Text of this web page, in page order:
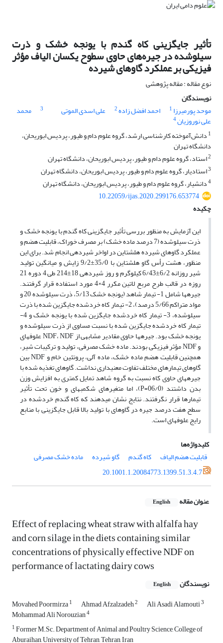
تأثیر جایگزینی کاه گندم با یونجه خشک و ذرت
سیلوشده در جیره‌های حاوی سطوح یکسان الیاف ‏مؤثر
فیزیکی بر عملکرد گاوهای شیرده
نوع مقاله : مقاله پژوهشی
نویسندگان
موحد پورمیرزا 1 احمد افضل‌ زاده2 علی اسدی الموتی 3 محمد
علی نوروزیان4
1 دانش‌آموخته کارشناسی ارشد، گروه علوم دام و طیور، پردیس ابوریحان،
دانشگاه تهران
2استاد، گروه علوم دام و طیور، پردیس ابوریحان، دانشگاه تهران
3استادیار، گروه علوم دام و طیور، پردیس ابوریحان، دانشگاه تهران
4دانشیار، گروه علوم دام و طیور، پردیس ابوریحان، دانشگاه تهران
10.22059/ijas.2020.299176.653774
چکیده
این آزمایش به منظور بررسی تأثیر جایگزینی کاه گندم با یونجه خشک و
ذرت سیلوشده (7 درصد ماده خشک) بر­ مصرف خوراک، قابلیت هضم و
عملکرد گاوهای شیرده هلشتاین در اواخر شیردهی انجام شد. برای این
منظور، هشت رأس گاو هلشتاین با 35/0±9/2 زایش و میانگین تولید
شیر روزانه 6/2±6/43 کیلوگرم و روز شیردهی 18±214 طی 4 دوره 21
روزه در قالب طرح مربع لاتین مکرر 4×4 مورد استفاده قرار گرفتند.
جیره­ها شامل 1- تیمار شاهد (یونجه خشک 5/13، ذرت سیلوشده 20 و
مواد متراکم 5/66 درصد)، 2- تیمار کاه خردشده جایگزین شده با ذرت
سیلوشده، 3- تیمار کاه خردشده جایگزین شده با یونجه خشک و 4-
تیمار کاه خردشده جایگزین شده با نسبت مساوی از ذرت سیلوشده و
یونجه خشک بود. جیره­ها حاوی مقادیر مشابهی از NDF، NDF علوفه­ای
و NDF مؤثر فیزیکی بودند. ماده خشک مصرفی، تولید و ترکیبات شیر،
همچنین قابلیت هضم ماده خشک، ماده آلی، پروتئین خام و NDF بین
گاوهای تیمارهای مختلف تفاوت معنی­داری نداشت. گاوهای تغذیه شده با
جیره­های حاوی کاه نسبت به گروه شاهد تمایل کمتری به افزایش وزن
بدن داشتند (06/0=P)، اما متغیرهای شکمبه­ای و خون تحت تأثیر
تیمارها قرار نگرفتند. نتایج نشان می­دهند که کاه گندم خردشده در
سطح هفت درصد جیره در گاوهای با تولید بالا قابل جایگزینی با منابع
رایج علوفه­ای است.
کلیدواژه‌ها
قابلیت هضم الیاف
کاه گندم گاو شیرده
ماده خشک مصرفی
20.1001.1.20084773.1399.51.3.4.7
عنوان مقاله English
Effect of replacing wheat straw with alfalfa hay
and corn silage in the diets ‎containing similar
concentrations of physically effective NDF on
performance of‏ ‏lactating dairy cows
نویسندگان English
Movahed Poormirza1 Ahmad Afzalzadeh2 Ali Asadi Alamouti3
Mohammad Ali Norouzian4
1Former M.Sc. Department of Animal and Poultry Science, College ‎of
Aburaihan, University of Tehran, Tehran, Iran‎